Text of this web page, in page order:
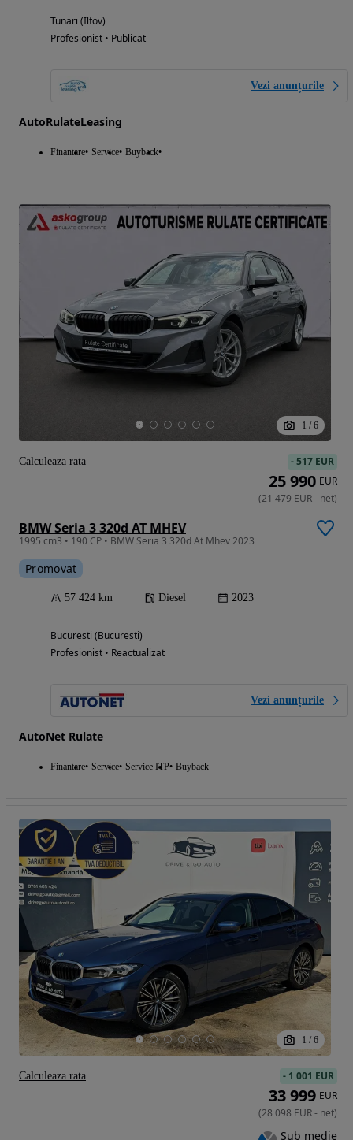
Tunari (Ilfov)
Profesionist • Publicat
Vezi anunțurile
AutoRulateLeasing
Finantare Service Buyback
1 / 6
BMW Seria 3 320d AT MHEV
1995 cm3 • 190 CP • BMW Seria 3 320d At Mhev 2023
Promovat
57 424 km Diesel 2023
Bucuresti (Bucuresti)
Profesionist • Reactualizat
Vezi anunțurile
AutoNet Rulate
Finantare Service Service ITP Buyback
-517 EUR
25 990 EUR
(21 479 EUR- net)
Calculeaza rata
1 / 6
- 1 001 EUR
33 999 EUR
(28 098 EUR- net)
Sub medie
Calculeaza rata